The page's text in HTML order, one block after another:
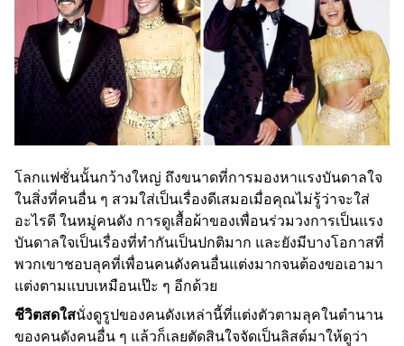
โลกแฟชั่นนั้นกว้างใหญ่ ถึงขนาดที่การมองหาแรงบันดาลใจ
ในสิ่งที่คนอื่น ๆ สวมใส่เป็นเรื่องดีเสมอเมื่อคุณไม่รู้ว่าจะใส่
อะไรดี ในหมู่คนดัง การดูเสื้อผ้าของเพื่อนร่วมวงการเป็นแรง
บันดาลใจเป็นเรื่องที่ทำกันเป็นปกติมาก และยังมีบางโอกาสที่
พวกเขาชอบลุคที่เพื่อนคนดังคนอื่นแต่งมากจนต้องขอเอามา
แต่งตามแบบเหมือนเป๊ะ ๆ อีกด้วย
ชีวิตสดใสนั่งดูรูปของคนดังเหล่านี้ที่แต่งตัวตามลุคในตำนาน
ของคนดังคนอื่น ๆ แล้วก็เลยตัดสินใจจัดเป็นลิสต์มาให้ดูว่า